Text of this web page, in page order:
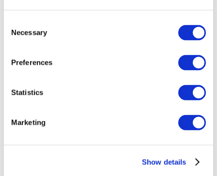
Selection
Necessary
Preferences
Statistics
Marketing
Show details